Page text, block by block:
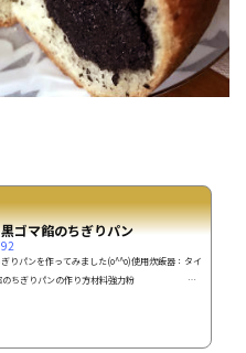
ゴマ餡のちぎりパン
りパンを作ってみました(o^^o)使用炊飯器：タイ
マ餡のちぎりパンの作り方材料強力粉